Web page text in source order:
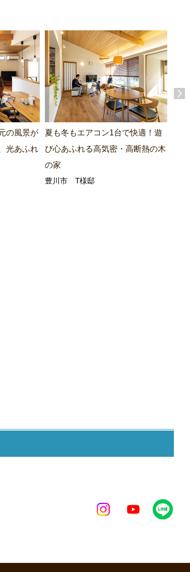
の風景が
光あふれ
夏も冬もエアコン1台で快適！遊
び心あふれる高気密・高断熱の木
の家
豊川市 T様邸